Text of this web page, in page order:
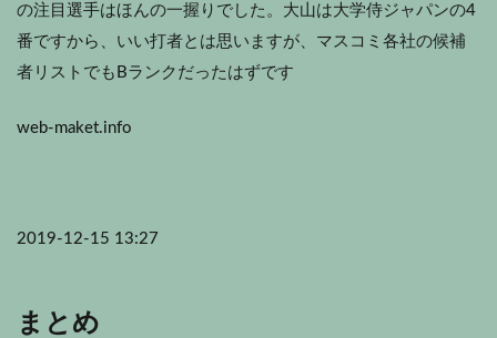
の注目選手はほんの一握りでした。大山は大学侍ジャパンの4
番ですから、いい打者とは思いますが、マスコミ各社の候補
者リストでもBランクだったはずです
web-maket.info
2019-12-15 13:27
まとめ